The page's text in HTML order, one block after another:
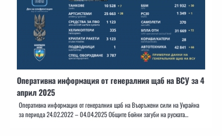
Оперативна информация от генералния щаб на ВСУ за 4
април 2025
Оперативна информация от генералния щаб на Въоръжени сили на Украйна
за периода 24.02.2022 – 04.04.2025 Общите бойни загуби на руската…